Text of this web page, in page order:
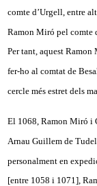
comte d’Urgell, entre
Ramon Miró pel comte
Per tant, aquest Ramon
fer-ho al comtat de
cercle més estret dels
El 1068, Ramon Miró i
Arnau Guillem de
personalment en
[entre 1058 i 1071],